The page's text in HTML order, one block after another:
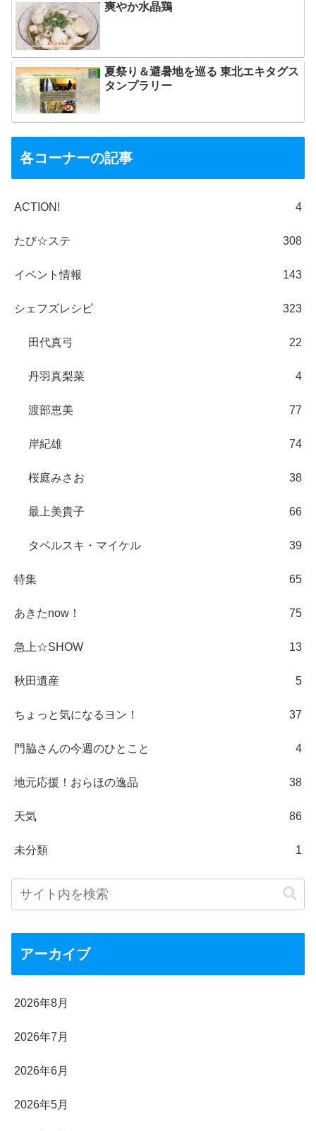
爽やか水晶鶏
夏祭り＆避暑地を巡る 東北エキタグス
タンプラリー
各コーナーの記事
ACTION! 4
たび☆ステ 308
イベント情報 143
シェフズレシピ 323
田代真弓 22
丹羽真梨菜 4
渡部恵美 77
岸紀雄 74
桜庭みさお 38
最上美貴子 66
タベルスキ・マイケル 39
特集 65
あきたnow！ 75
急上☆SHOW 13
秋田遺産 5
ちょっと気になるヨン！ 37
門脇さんの今週のひとこと 4
地元応援！おらほの逸品 38
天気 86
未分類 1
アーカイブ
2026年8月
2026年7月
2026年6月
2026年5月